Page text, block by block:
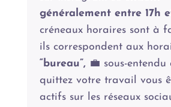
généralement entre 17h
créneaux horaires sont à
ils correspondent aux
“bureau”, 💼 sous-
quittez votre travail vous
actifs sur les réseaux